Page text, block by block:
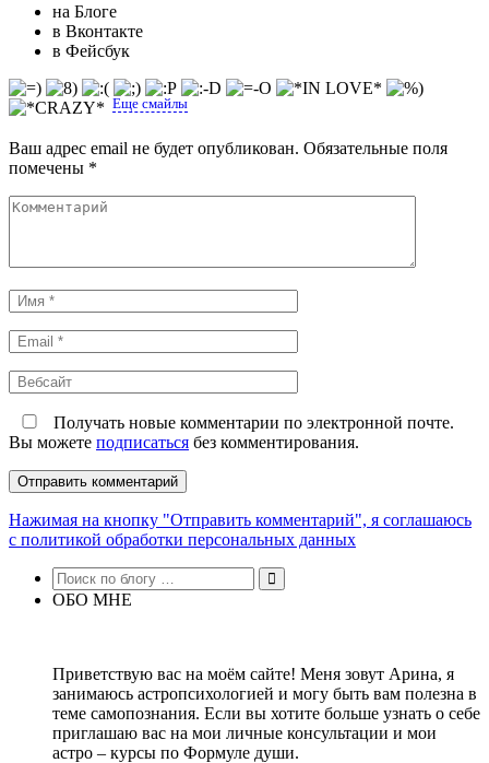
на Блоге
в Вконтакте
в Фейсбук
Еще смайлы
Ваш адрес email не будет опубликован. Обязательные поля
помечены *
Комментарий
Имя
*
Email
*
Вебсайт
Получать новые комментарии по электронной почте.
Вы можете подписаться без комментирования.
Нажимая на кнопку "Отправить комментарий", я соглашаюсь
с политикой обработки персональных данных
ОБО МНЕ
Приветствую вас на моём сайте! Меня зовут Арина, я
занимаюсь астропсихологией и могу быть вам полезна в
теме самопознания. Если вы хотите больше узнать о себе
приглашаю вас на мои личные консультации и мои
астро – курсы по Формуле души.